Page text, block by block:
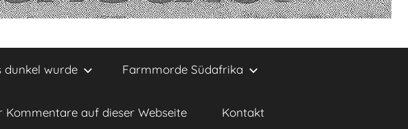
dunkel wurde Farmmorde Südafrika
Kommentare auf dieser Webseite Kontakt